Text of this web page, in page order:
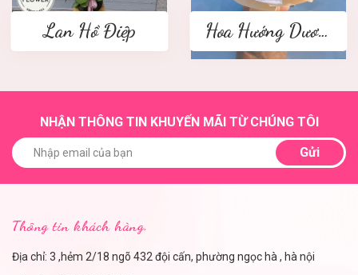
Lan Hồ Điệp Hoa Hướng Dương
NHẬN THÔNG TIN KHUYẾN MÃI TỪ CHÚNG TÔI
Gửi
Thông tin khách hàng.
Địa chỉ: 3 ,hẻm 2/18 ngõ 432 đội cấn, phường ngọc hà , hà nội